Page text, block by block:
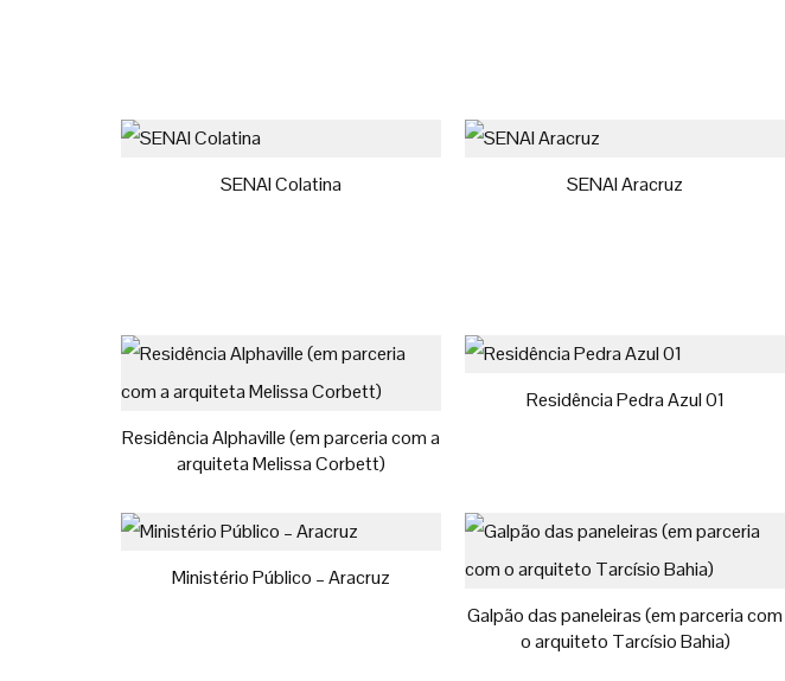
SENAI Colatina SENAI Aracruz
Residência Alphaville (em parceria com a
arquiteta Melissa Corbett)
Residência Pedra Azul 01
Ministério Público – Aracruz
Galpão das paneleiras (em parceria com
o arquiteto Tarcísio Bahia)